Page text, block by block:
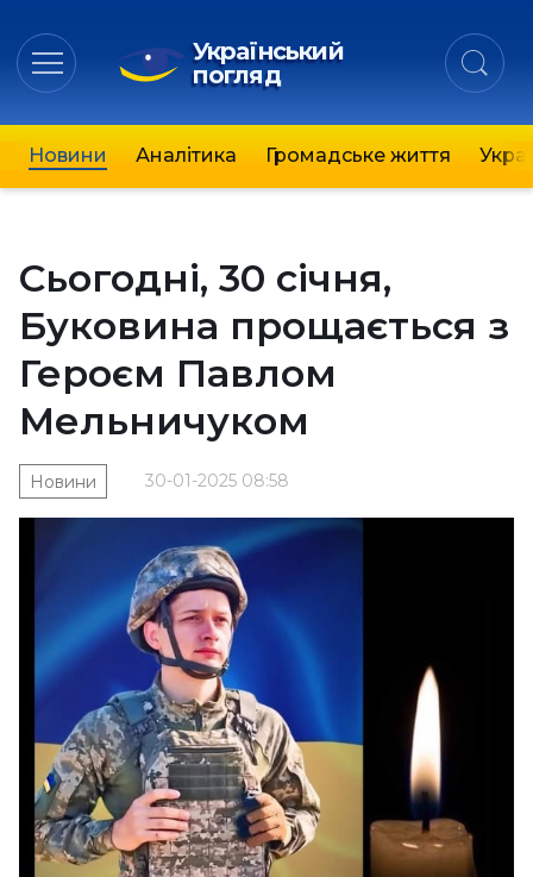
Український
погляд
Новини Аналітика Громадське життя
Сьогодні, 30 січня,
Буковина прощається з
Героєм Павлом
Мельничуком
30-01-2025 08:58
Новини